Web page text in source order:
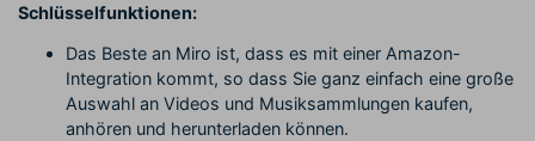
Schlüsselfunktionen:
Das Beste an Miro ist, dass es mit einer Amazon-
Integration kommt, so dass Sie ganz einfach eine große
Auswahl an Videos und Musiksammlungen kaufen,
anhören und herunterladen können.